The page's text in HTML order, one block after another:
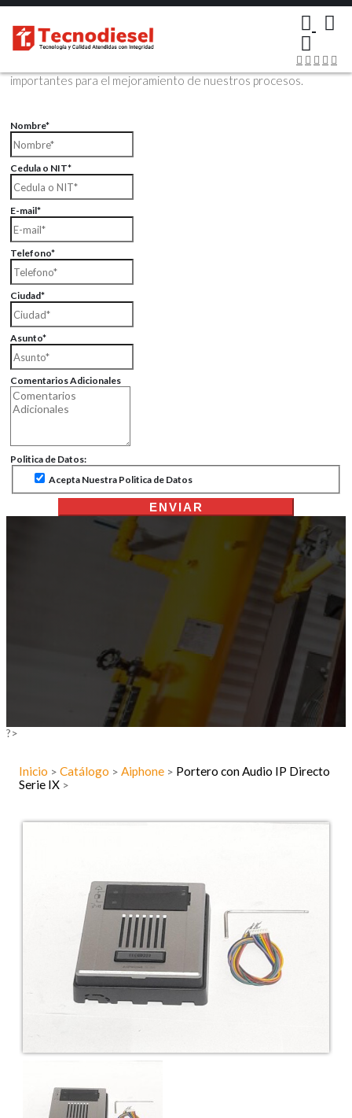
Contáctenos Vía Email
Envíenos sus datos con sus comentarios, sus opiniones son muy
importantes para el mejoramiento de nuestros procesos.
Nombre*
Cedula o NIT*
E-mail*
Telefono*
Ciudad*
Asunto*
Comentarios Adicionales
Politica de Datos:
Acepta Nuestra Politica de Datos
ENVIAR
?>
Inicio > Catálogo > Aiphone > Portero con Audio IP Directo
Serie IX >